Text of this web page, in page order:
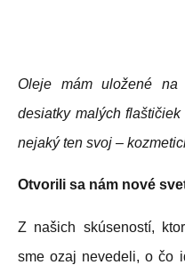
Oleje mám uložené
desiatky malých
nejaký ten svoj –
Otvorili sa nám nové
Z našich skúseností,
sme ozaj nevedeli, o čo